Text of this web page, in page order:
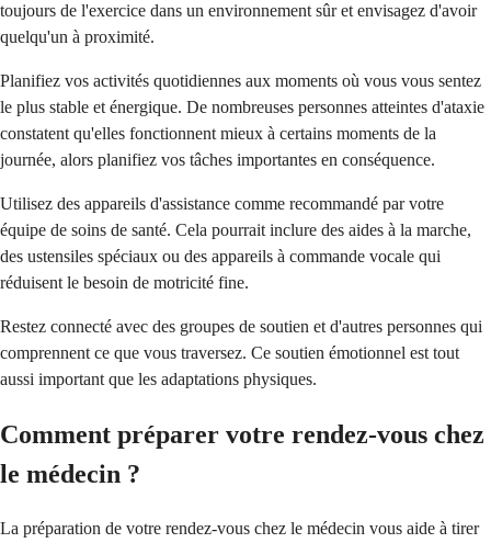
toujours de l'exercice dans un environnement sûr et envisagez d'avoir
quelqu'un à proximité.
Planifiez vos activités quotidiennes aux moments où vous vous sentez
le plus stable et énergique. De nombreuses personnes atteintes d'ataxie
constatent qu'elles fonctionnent mieux à certains moments de la
journée, alors planifiez vos tâches importantes en conséquence.
Utilisez des appareils d'assistance comme recommandé par votre
équipe de soins de santé. Cela pourrait inclure des aides à la marche,
des ustensiles spéciaux ou des appareils à commande vocale qui
réduisent le besoin de motricité fine.
Restez connecté avec des groupes de soutien et d'autres personnes qui
comprennent ce que vous traversez. Ce soutien émotionnel est tout
aussi important que les adaptations physiques.
Comment préparer votre rendez-vous chez
le médecin ?
La préparation de votre rendez-vous chez le médecin vous aide à tirer